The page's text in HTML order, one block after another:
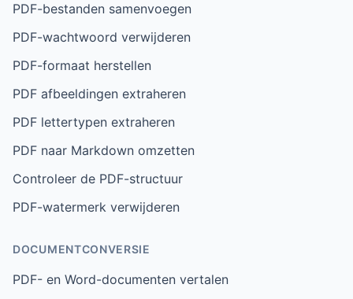
PDF-bestanden samenvoegen
PDF-wachtwoord verwijderen
PDF-formaat herstellen
PDF afbeeldingen extraheren
PDF lettertypen extraheren
PDF naar Markdown omzetten
Controleer de PDF-structuur
PDF-watermerk verwijderen
DOCUMENTCONVERSIE
PDF- en Word-documenten vertalen